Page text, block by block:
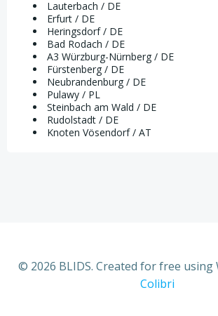
Lauterbach / DE
Erfurt / DE
Heringsdorf / DE
Bad Rodach / DE
A3 Würzburg-Nürnberg / DE
Fürstenberg / DE
Neubrandenburg / DE
Pulawy / PL
Steinbach am Wald / DE
Rudolstadt / DE
Knoten Vösendorf / AT
© 2026 BLIDS. Created for free using
Colibri